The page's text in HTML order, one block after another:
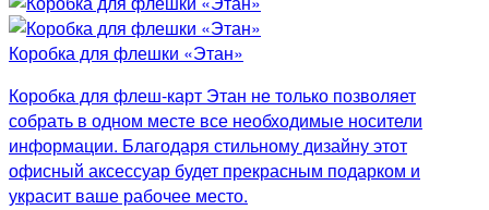
Коробка для флешки «Этан»
Коробка для флеш-карт Этан не только позволяет
собрать в одном месте все необходимые носители
информации. Благодаря стильному дизайну этот
офисный аксессуар будет прекрасным подарком и
украсит ваше рабочее место.